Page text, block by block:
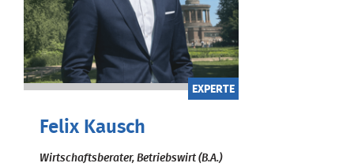
EXPERTE
Felix Kausch
Wirtschaftsberater, Betriebswirt (B.A.)